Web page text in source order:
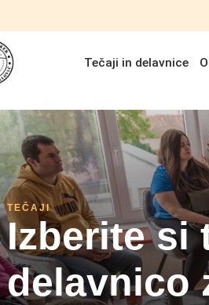
Tečaji in delavnice
TEČAJI
Izberite si
delavnico